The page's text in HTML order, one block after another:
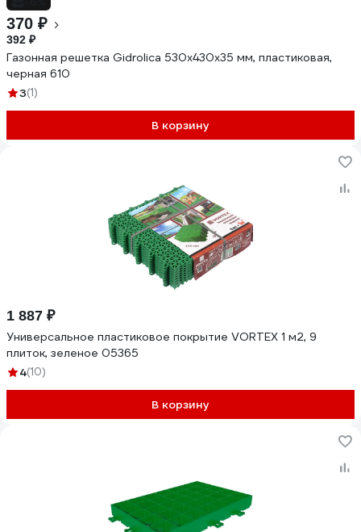
370 ₽
392 ₽
Газонная решетка Gidrolica 530х430х35 мм, пластиковая,
черная 610
3(1)
В корзину
1 887 ₽
Универсальное пластиковое покрытие VORTEX 1 м2, 9
плиток, зеленое 05365
4(10)
В корзину